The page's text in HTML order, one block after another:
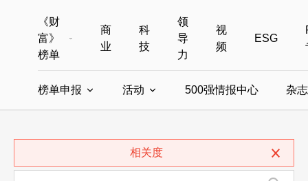
《财
富》
榜单
全部榜单
中国最具影响力商界女性
商
业
科
技
领
导
力
视
频
ESG
榜单申报 活动 500强情报中心 杂
相关度